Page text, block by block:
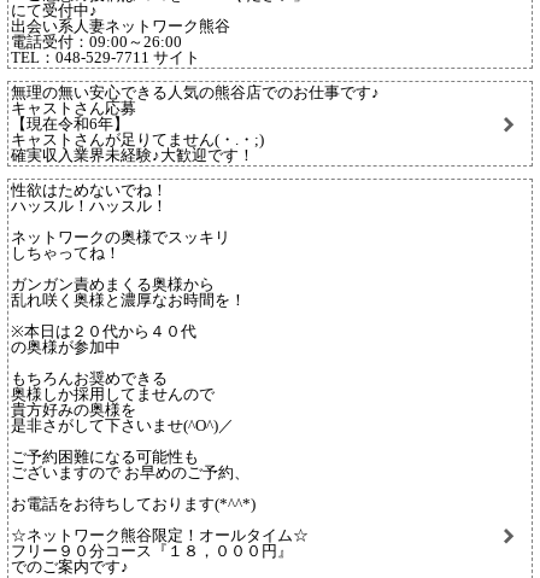
にて受付中♪
出会い系人妻ネットワーク熊谷
電話受付：09:00～26:00
TEL：048-529-7711 サイト
無理の無い安心できる人気の熊谷店でのお仕事です♪
キャストさん応募
【現在令和6年】
キャストさんが足りてません(・.・;)
確実収入業界未経験♪大歓迎です！
性欲はためないでね！
ハッスル！ハッスル！
ネットワークの奥様でスッキリ
しちゃってね！
ガンガン責めまくる奥様から
乱れ咲く奥様と濃厚なお時間を！
※本日は２０代から４０代
の奥様が参加中
もちろんお奨めできる
奥様しか採用してませんので
貴方好みの奥様を
是非さがして下さいませ(^O^)／
ご予約困難になる可能性も
ございますので お早めのご予約、
お電話をお待ちしております(*^^*)
☆ネットワーク熊谷限定！オールタイム☆
フリー９０分コース『１８，０００円』
でのご案内です♪